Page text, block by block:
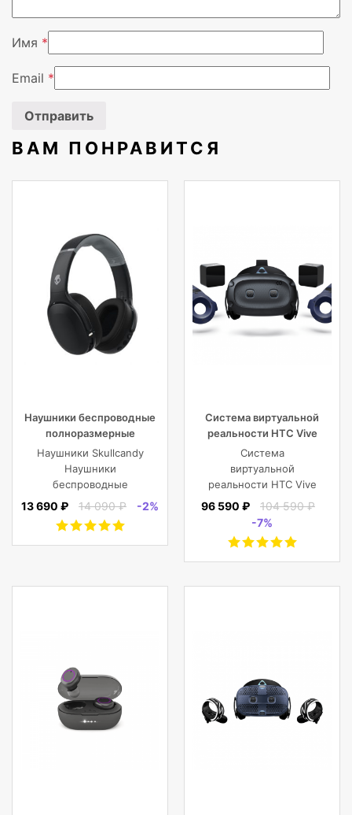
Тип продукта Портативная
Тип батареек Встроенный
Имя *
Email *
ВАМ ПОНРАВИТСЯ
Наушники беспроводные
полноразмерные
Skullcandy CRUSHER EVO
WIRELESS OVER-EAR,
черные
Наушники Skullcandy
Наушники
беспроводные
полноразмерные
CRUSHER EVO
WIRELESS OVER-EAR,
черные
13 690 ₽ 14 090 ₽ -2%
Система виртуальной
реальности HTC Vive
Cosmos Elite
Система
виртуальной
реальности HTC Vive
Cosmos Elite
96 590 ₽
104 590 ₽
-7%